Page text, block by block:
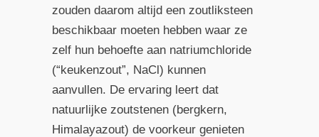
zouden daarom altijd een zoutliksteen
beschikbaar moeten hebben waar ze
zelf hun behoefte aan natriumchloride
(“keukenzout”, NaCl) kunnen
aanvullen. De ervaring leert dat
natuurlijke zoutstenen (bergkern,
Himalayazout) de voorkeur genieten